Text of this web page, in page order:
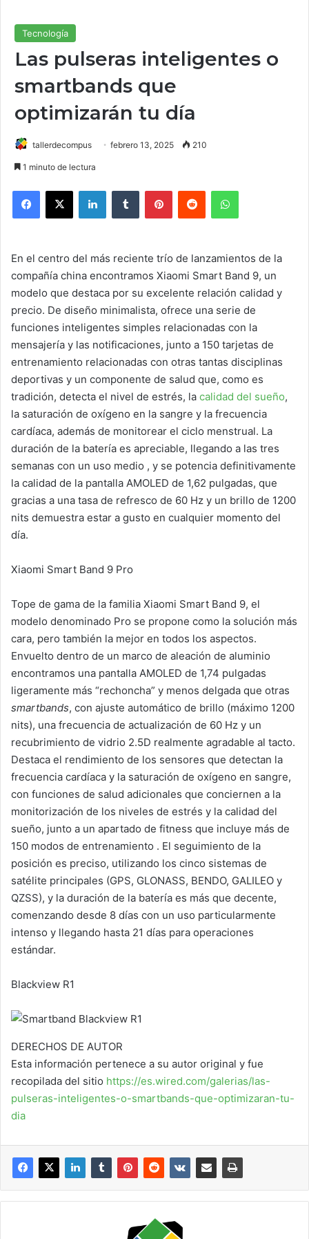
Tecnología
Las pulseras inteligentes o
smartbands que
optimizarán tu día
tallerdecompus febrero 13, 2025 210
1 minuto de lectura
En el centro del más reciente trío de lanzamientos de la
compañía china encontramos Xiaomi Smart Band 9, un
modelo que destaca por su excelente relación calidad y
precio. De diseño minimalista, ofrece una serie de
funciones inteligentes simples relacionadas con la
mensajería y las notificaciones, junto a 150 tarjetas de
entrenamiento relacionadas con otras tantas disciplinas
deportivas y un componente de salud que, como es
tradición, detecta el nivel de estrés, la calidad del sueño,
la saturación de oxígeno en la sangre y la frecuencia
cardíaca, además de monitorear el ciclo menstrual. La
duración de la batería es apreciable, llegando a las tres
semanas con un uso medio , y se potencia definitivamente
la calidad de la pantalla AMOLED de 1,62 pulgadas, que
gracias a una tasa de refresco de 60 Hz y un brillo de 1200
nits demuestra estar a gusto en cualquier momento del
día.
Xiaomi Smart Band 9 Pro
Tope de gama de la familia Xiaomi Smart Band 9, el
modelo denominado Pro se propone como la solución más
cara, pero también la mejor en todos los aspectos.
Envuelto dentro de un marco de aleación de aluminio
encontramos una pantalla AMOLED de 1,74 pulgadas
ligeramente más “rechoncha” y menos delgada que otras
smartbands, con ajuste automático de brillo (máximo 1200
nits), una frecuencia de actualización de 60 Hz y un
recubrimiento de vidrio 2.5D realmente agradable al tacto.
Destaca el rendimiento de los sensores que detectan la
frecuencia cardíaca y la saturación de oxígeno en sangre,
con funciones de salud adicionales que conciernen a la
monitorización de los niveles de estrés y la calidad del
sueño, junto a un apartado de fitness que incluye más de
150 modos de entrenamiento . El seguimiento de la
posición es preciso, utilizando los cinco sistemas de
satélite principales (GPS, GLONASS, BENDO, GALILEO y
QZSS), y la duración de la batería es más que decente,
comenzando desde 8 días con un uso particularmente
intenso y llegando hasta 21 días para operaciones
estándar.
Blackview R1
DERECHOS DE AUTOR
Esta información pertenece a su autor original y fue
recopilada del sitio https://es.wired.com/galerias/las-
pulseras-inteligentes-o-smartbands-que-optimizaran-tu-
dia